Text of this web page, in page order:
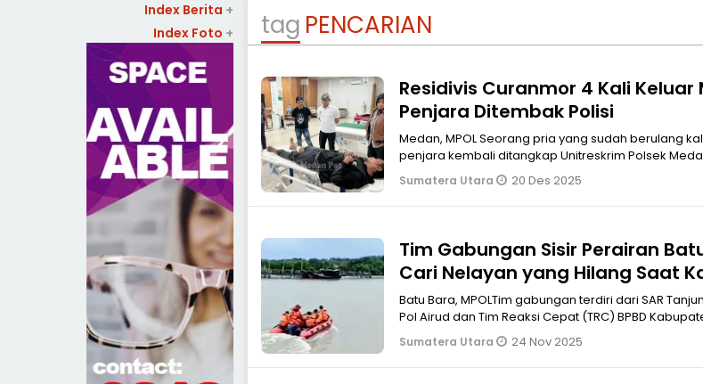
tag PENCARIAN
Residivis Curanmor 4 Kali Keluar
Penjara Ditembak Polisi
Medan, MPOL Seorang pria yang sudah berulang
penjara kembali ditangkap Unitreskrim Polsek
Pasalnya, pria bern
Sumatera Utara 20 Des 2025
Tim Gabungan Sisir Perairan
Cari Nelayan yang Hilang Saat
Karam
Batu Bara, MPOLTim gabungan terdiri dari SAR
Pol Airud dan Tim Reaksi Cepat (TRC) BPBD
telah mulai
Sumatera Utara 24 Nov 2025
Index Berita +
Index Foto +